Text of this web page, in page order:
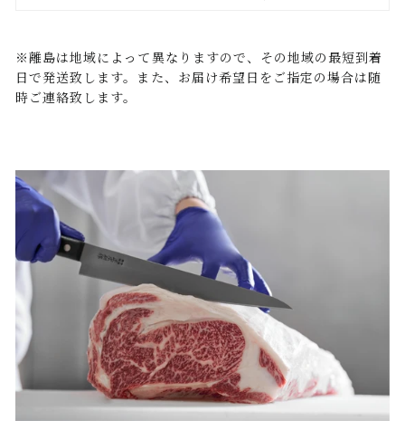
※離島は地域によって異なりますので、その地域の最短到着
日で発送致します。また、お届け希望日をご指定の場合は随
時ご連絡致します。